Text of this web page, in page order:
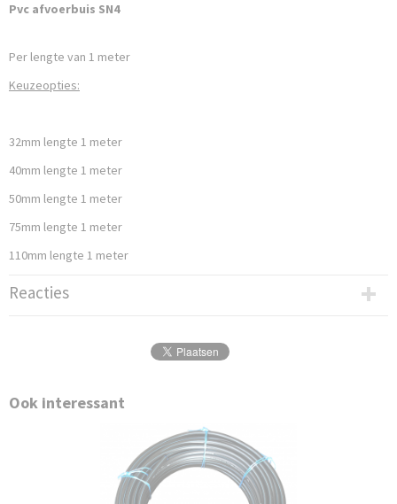
Pvc afvoerbuis SN4
Per lengte van 1 meter
Keuzeopties:
32mm lengte 1 meter
40mm lengte 1 meter
50mm lengte 1 meter
75mm lengte 1 meter
110mm lengte 1 meter
Reacties
Ook interessant